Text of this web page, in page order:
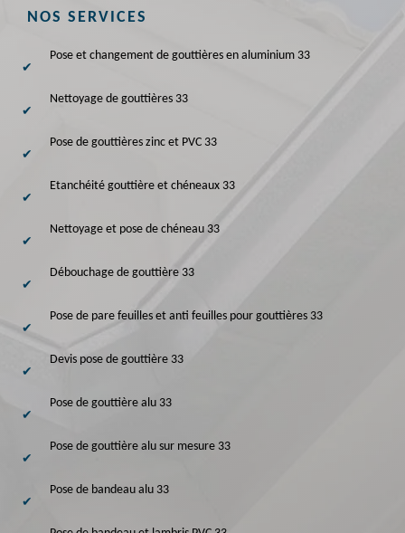
NOS SERVICES
Pose et changement de gouttières en aluminium 33
Nettoyage de gouttières 33
Pose de gouttières zinc et PVC 33
Etanchéité gouttière et chéneaux 33
Nettoyage et pose de chéneau 33
Débouchage de gouttière 33
Pose de pare feuilles et anti feuilles pour gouttières 33
Devis pose de gouttière 33
Pose de gouttière alu 33
Pose de gouttière alu sur mesure 33
Pose de bandeau alu 33